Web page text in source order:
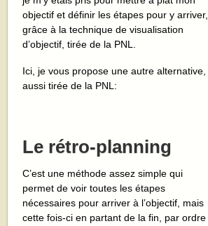
objectif et définir les étapes pour y arriver,
grâce à la technique de visualisation
d’objectif, tirée de la PNL.
Ici, je vous propose une autre alternative,
aussi tirée de la PNL:
Le rétro-planning
C’est une méthode assez simple qui
permet de voir toutes les étapes
nécessaires pour arriver à l’objectif, mais
cette fois-ci en partant de la fin, par ordre